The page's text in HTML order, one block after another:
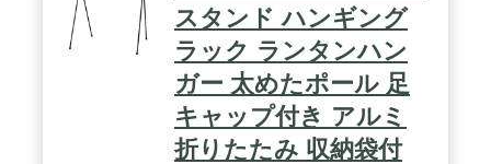
スタンド ハンギング
ラック ランタンハン
ガー 太めたポール 足
キャップ付き アルミ
折りたたみ 収納袋付